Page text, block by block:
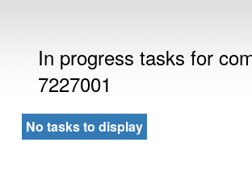
In progress tasks for
7227001
No tasks to display